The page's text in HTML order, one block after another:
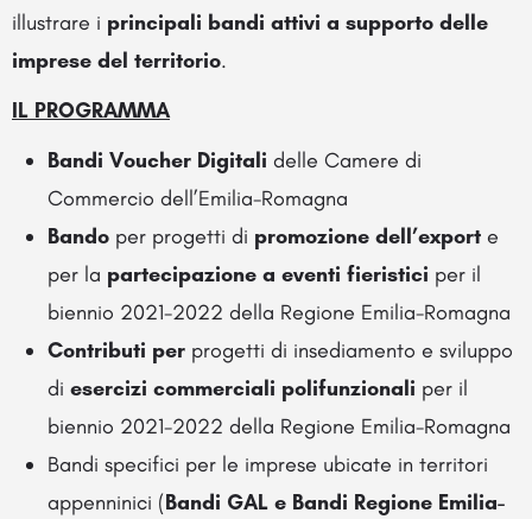
illustrare i principali bandi attivi a supporto delle
imprese del territorio.
IL PROGRAMMA
Bandi Voucher Digitali delle Camere di
Commercio dell’Emilia-Romagna
Bando per progetti di promozione dell’export e
per la partecipazione a eventi fieristici per il
biennio 2021-2022 della Regione Emilia-Romagna
Contributi per progetti di insediamento e sviluppo
di esercizi commerciali polifunzionali per il
biennio 2021-2022 della Regione Emilia-Romagna
Bandi specifici per le imprese ubicate in territori
appenninici (Bandi GAL e Bandi Regione Emilia-